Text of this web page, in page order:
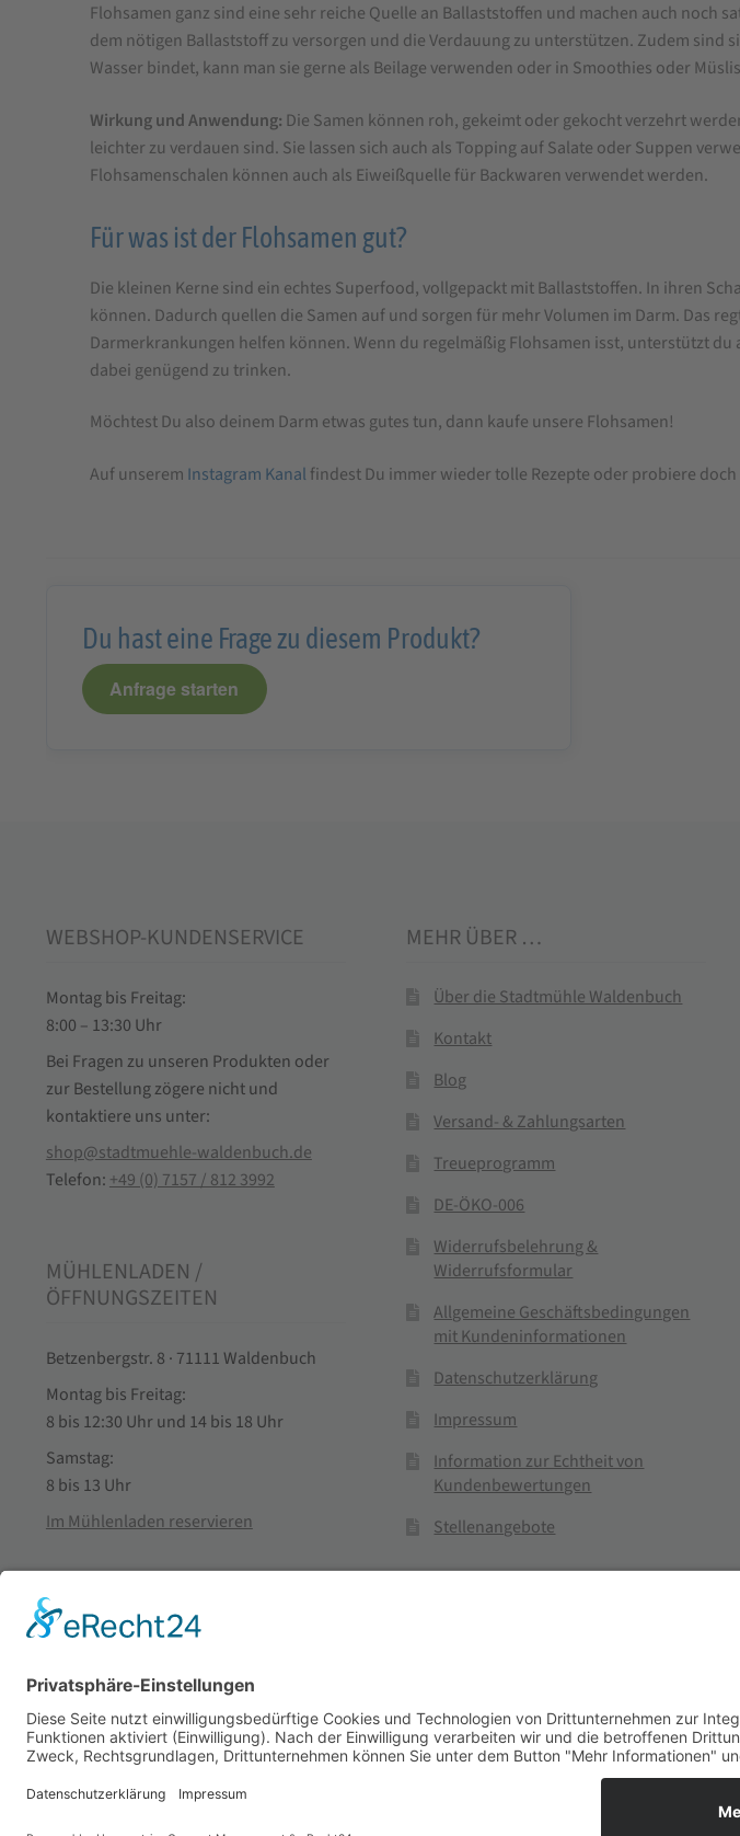
Flohsamen
Ganz
Flohsamen ganz sind eine sehr reiche Quelle an Ballaststoffen und machen auch
dem nötigen Ballaststoff zu versorgen und die Verdauung zu unterstützen. Zudem
Wasser bindet, kann man sie gerne als Beilage verwenden oder in Smoothies oder
Wirkung und Anwendung: Die Samen können roh, gekeimt oder gekocht verzehrt
leichter zu verdauen sind. Sie lassen sich auch als Topping auf Salate oder Suppen
Flohsamenschalen können auch als Eiweißquelle für Backwaren verwendet werden.
Für was ist der Flohsamen gut?
Die kleinen Kerne sind ein echtes Superfood, vollgepackt mit Ballaststoffen. In ihren
können. Dadurch quellen die Samen auf und sorgen für mehr Volumen im Darm. Das
Darmerkrankungen helfen können. Wenn du regelmäßig Flohsamen isst, unterstützt
dabei genügend zu trinken.
Möchtest Du also deinem Darm etwas gutes tun, dann kaufe unsere Flohsamen!
Auf unserem Instagram Kanal findest Du immer wieder tolle Rezepte oder probiere
Du hast eine Frage zu diesem Produkt?
Anfrage starten
WEBSHOP-KUNDENSERVICE
Montag bis Freitag:
8:00 – 13:30 Uhr
Bei Fragen zu unseren Produkten oder
zur Bestellung zögere nicht und
kontaktiere uns unter:
shop@stadtmuehle-waldenbuch.de
Telefon: +49 (0) 7157 / 812 3992
MÜHLENLADEN /
ÖFFNUNGSZEITEN
Betzenbergstr. 8 · 71111 Waldenbuch
Montag bis Freitag:
8 bis 12:30 Uhr und 14 bis 18 Uhr
Samstag:
8 bis 13 Uhr
Im Mühlenladen reservieren
MEHR ÜBER …
Über die Stadtmühle Waldenbuch
Kontakt
Blog
Versand- & Zahlungsarten
Treueprogramm
DE-ÖKO-006
Widerrufsbelehrung &
Widerrufsformular
Allgemeine Geschäftsbedingungen
mit Kundeninformationen
Datenschutzerklärung
Impressum
Information zur Echtheit von
Kundenbewertungen
Stellenangebote
© Stadtmühle Waldenbuch 2026– Dein zuverlässiger Partner im Landhandel für
Alle Preise inkl. der gesetzlichen MwSt.Die durchgestrichenen Preise entsprechen dem bisherigen Preis